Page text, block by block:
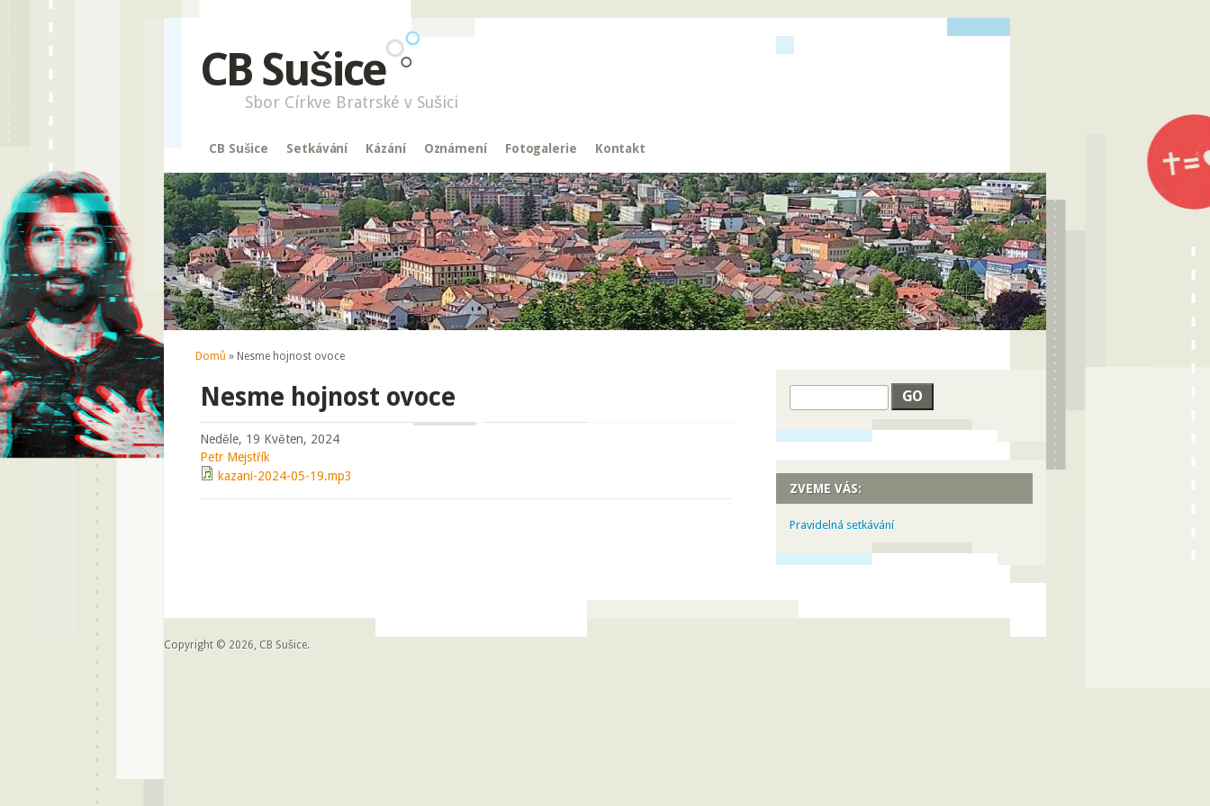
CB Sušice
Sbor Církve Bratrské v Sušici
CB Sušice Setkávání Kázání Oznámení Fotogalerie Kontakt
Jste zde
Domů » Nesme hojnost ovoce
Nesme hojnost ovoce
Neděle, 19 Květen, 2024
Petr Mejstřík
kazani-2024-05-19.mp3
Hledat
ZVEME VÁS:
Pravidelná setkávání
Copyright © 2026, CB Sušice.